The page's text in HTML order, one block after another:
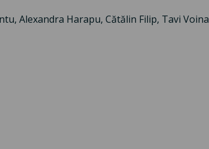
Alexandra Harapu, Cătălin Filip, Tavi Voina